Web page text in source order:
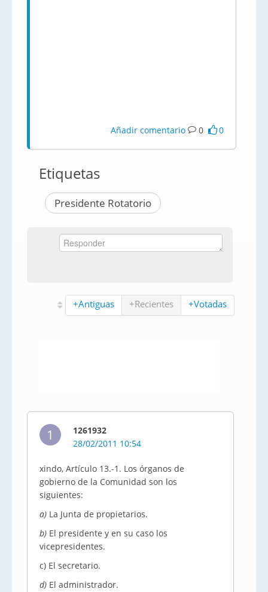
Añadir comentario 0 0
Etiquetas
Presidente Rotatorio
+Antiguas +Recientes +Votadas
1
1261932
28/02/2011 10:54
xindo, Artículo 13.-1. Los órganos de
gobierno de la Comunidad son los
siguientes:
a) La Junta de propietarios.
b) El presidente y en su caso los
vicepresidentes.
c) El secretario.
d) El administrador.